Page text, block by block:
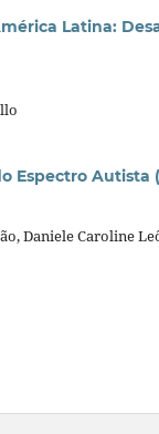
Latina:
Espectro Autista
Daniele Caroline